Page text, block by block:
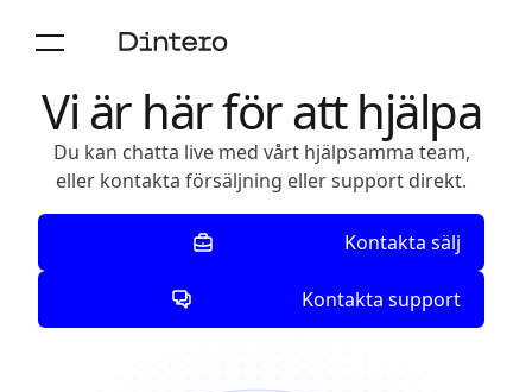
Vi är här för att hjälpa
Du kan chatta live med vårt hjälpsamma team,
eller kontakta försäljning eller support direkt.
Kontakta sälj
Kontakta support